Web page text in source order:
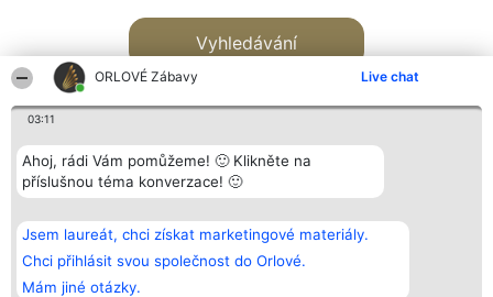
ORLOVÉ Zábavy Live chat
03:11
Ahoj, rádi Vám pomůžeme! 🙂 Klikněte na
příslušnou téma konverzace! 🙂
Jsem laureát, chci získat marketingové materiály.
Chci přihlásit svou společnost do Orlové.
Mám jiné otázky.
Vyhledávání
Bright Side Solutions sp. z o.
o. sp. k.
ul. Ruska 22
Wrocław 50-079
KRS 0000749100 | Regon
Vítězové
Seznam všech
laureátů
Zásady
Kontakt